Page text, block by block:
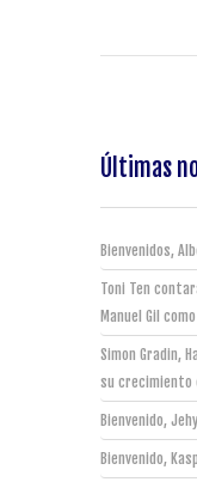
Últimas
Bienvenidos,
Toni Ten
Manuel Gil
Simon Gradin,
su crecimiento
Bienvenido,
Bienvenido,